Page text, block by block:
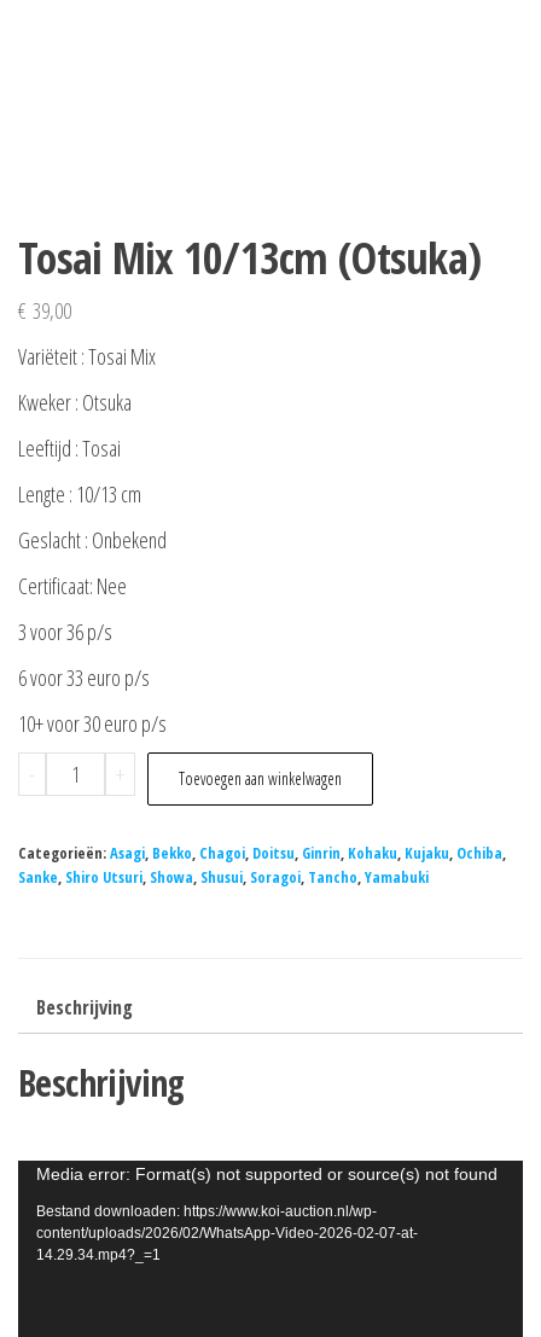
Tosai Mix 10/13cm (Otsuka)
€ 39,00
Variëteit : Tosai Mix
Kweker : Otsuka
Leeftijd : Tosai
Lengte : 10/13 cm
Geslacht : Onbekend
Certificaat: Nee
3 voor 36 p/s
6 voor 33 euro p/s
10+ voor 30 euro p/s
-
Tosai
Mix
(Otsuka)
+ Toevoegen aan winkelwagen
Categorieën:Asagi, Bekko, Chagoi, Doitsu, Ginrin, Kohaku, Kujaku, Ochiba,
Sanke, Shiro Utsuri, Showa, Shusui, Soragoi, Tancho,Yamabuki
Beschrijving
Beschrijving
Videospeler
Media error: Format(s) not supported or source(s) not found
Bestand downloaden: https://www.koi-auction.nl/wp-
content/uploads/2026/02/WhatsApp-Video-2026-02-07-at-
14.29.34.mp4?_=1